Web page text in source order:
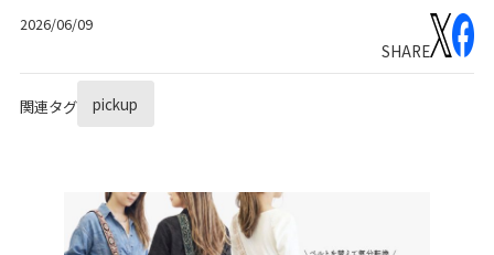
2026/06/09
SHARE
関連タグ pickup